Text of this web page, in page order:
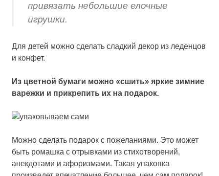
привязать небольшие елочные
игрушки.
Для детей можно сделать сладкий декор из леденцов
и конфет.
Из цветной бумаги можно «сшить» яркие зимние
варежки и прикрепить их на подарок.
Можно сделать подарок с пожеланиями. Это может
быть ромашка с отрывками из стихотворений,
анекдотами и афоризмами. Такая упаковка